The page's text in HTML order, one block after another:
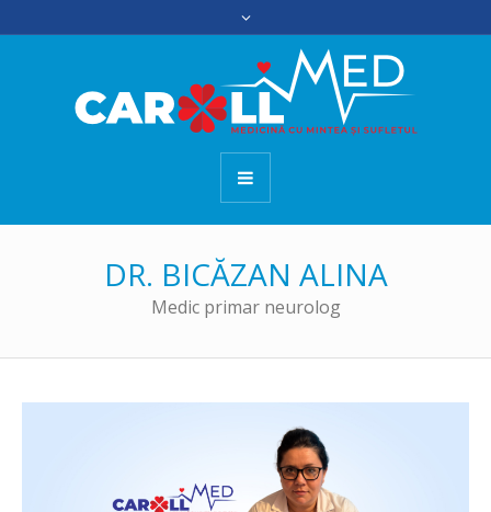
DR. BICĂZAN ALINA
Medic primar neurolog